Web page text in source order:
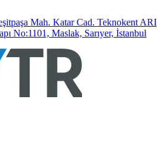
Mah. Katar Cad. Teknokent ARI
No:1101, Maslak, Sarıyer, İstanbul